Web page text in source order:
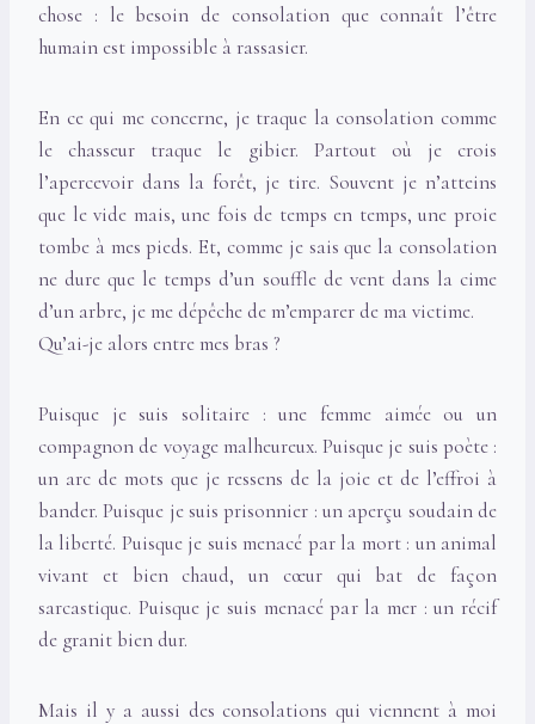
chose : le besoin de consolation que connaît l’être
humain est impossible à rassasier.
En ce qui me concerne, je traque la consolation comme
le chasseur traque le gibier. Partout où je crois
l’apercevoir dans la forêt, je tire. Souvent je n’atteins
que le vide mais, une fois de temps en temps, une proie
tombe à mes pieds. Et, comme je sais que la consolation
ne dure que le temps d’un souffle de vent dans la cime
d’un arbre, je me dépêche de m’emparer de ma victime.
Qu’ai-je alors entre mes bras ?
Puisque je suis solitaire : une femme aimée ou un
compagnon de voyage malheureux. Puisque je suis poète :
un arc de mots que je ressens de la joie et de l’effroi à
bander. Puisque je suis prisonnier : un aperçu soudain de
la liberté. Puisque je suis menacé par la mort : un animal
vivant et bien chaud, un cœur qui bat de façon
sarcastique. Puisque je suis menacé par la mer : un récif
de granit bien dur.
Mais il y a aussi des consolations qui viennent à moi